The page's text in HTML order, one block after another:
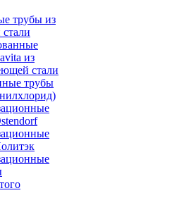
трубы из
из
стали
трубы